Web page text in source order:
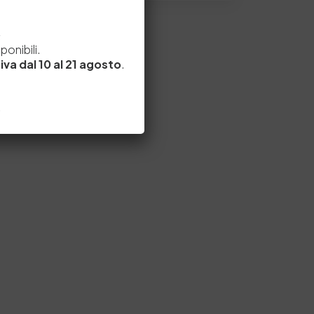
dal 10 al 21 agosto.